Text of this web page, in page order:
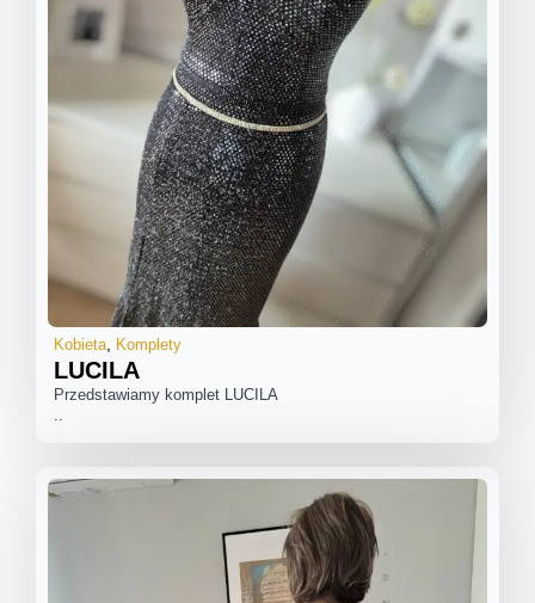
Kobieta Komplety
LUCILA
Przedstawiamy komplet LUCILA